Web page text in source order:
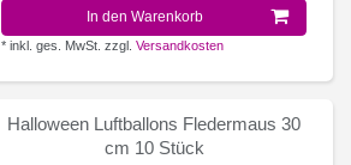
In den Warenkorb
*inkl. ges. MwSt. zzgl.Versandkosten
Halloween Luftballons Fledermaus 30
cm 10 Stück